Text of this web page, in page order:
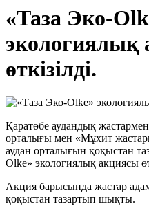
«Таза Эко-
экологиялық
өткізілді.
Қаратөбе аудандық
орталығы мен «Мұхит
аудан орталығын қоқыстан
Olke» экологиялық акциясы
Акция барысында жастар
қоқыстан тазартып шықты.